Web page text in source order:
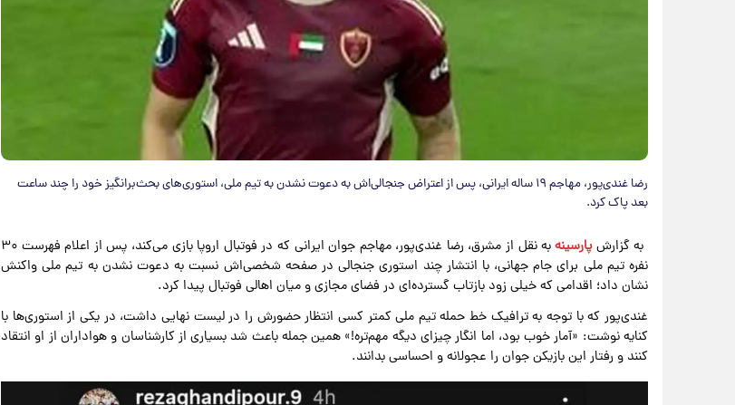
رضا غندی‌پور، مهاجم ۱۹ ساله ایرانی، پس از اعتراض جنجالی‌اش به دعوت نشدن به تیم ملی، استوری‌های بحث‌برانگیز خود را چند ساعت
بعد پاک کرد.
به گزارش پارسینه
به نقل از مشرق، رضا غندی‌پور، مهاجم جوان ایرانی که در فوتبال اروپا بازی می‌کند، پس از اعلام فهرست ۳۰
نفره تیم ملی برای جام جهانی، با انتشار چند استوری جنجالی در صفحه شخصی‌اش نسبت به دعوت نشدن به تیم ملی واکنش
نشان داد؛ اقدامی که خیلی زود بازتاب گسترده‌ای در فضای مجازی و میان اهالی فوتبال پیدا کرد.
غندی‌پور که با توجه به ترافیک خط حمله تیم ملی کمتر کسی انتظار حضورش را در لیست نهایی داشت، در یکی از استوری‌ها با
کنایه نوشت: «آمار خوب بود، اما انگار چیزای دیگه مهم‌تره!» همین جمله باعث شد بسیاری از کارشناسان و هواداران از او انتقاد
کنند و رفتار این بازیکن جوان را عجولانه و احساسی بدانند.